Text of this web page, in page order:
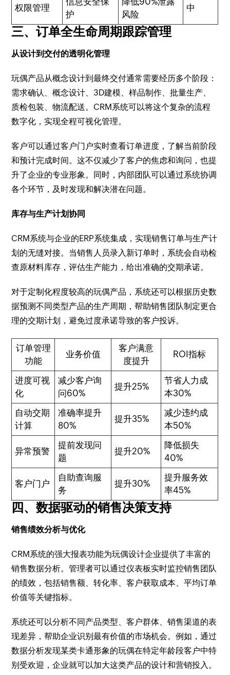
权限管理
护
风险
中
三、订单全生命周期跟踪管理
从设计到交付的透明化管理
玩偶产品从概念设计到最终交付通常需要经历多个阶段：
需求确认、概念设计、3D建模、样品制作、批量生产、
质检包装、物流配送。CRM系统可以将这个复杂的流程
数字化，实现全程可视化管理。
客户可以通过客户门户实时查看订单进度，了解当前阶段
和预计完成时间。这不仅减少了客户的焦虑和询问，也提
升了企业的专业形象。同时，内部团队可以通过系统协调
各个环节，及时发现和解决潜在问题。
库存与生产计划协同
CRM系统与企业的ERP系统集成，实现销售订单与生产计
划的无缝对接。当销售人员录入新订单时，系统会自动检
查原材料库存，评估生产能力，给出准确的交期承诺。
对于定制化程度较高的玩偶产品，系统还可以根据历史数
据预测不同类型产品的生产周期，帮助销售团队制定更合
理的交期计划，避免过度承诺导致的客户投诉。
订单管理
功能
业务价值
客户满意
度提升
ROI指标
进度可视
化
减少客户询
问60%
提升25%
节省人力成
本30%
自动交期
计算
准确率提升
80%
提升35%
减少违约成
本50%
异常预警
提前发现问
题
提升20%
降低损失
40%
客户门户
自助查询服
务
提升30%
提升服务效
率45%
四、数据驱动的销售决策支持
销售绩效分析与优化
CRM系统的强大报表功能为玩偶设计企业提供了丰富的
销售数据分析。管理者可以通过仪表板实时监控销售团队
的绩效，包括销售额、转化率、客户获取成本、平均订单
价值等关键指标。
系统还可以分析不同产品类型、客户群体、销售渠道的表
现差异，帮助企业识别最有价值的市场机会。例如，通过
数据分析发现某类卡通形象的玩偶在特定年龄段客户中特
别受欢迎，企业就可以加大这类产品的设计和营销投入。